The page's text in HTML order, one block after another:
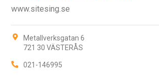
www.sitesing.se
Metallverksgatan 6
721 30 VÄSTERÅS
021-146995